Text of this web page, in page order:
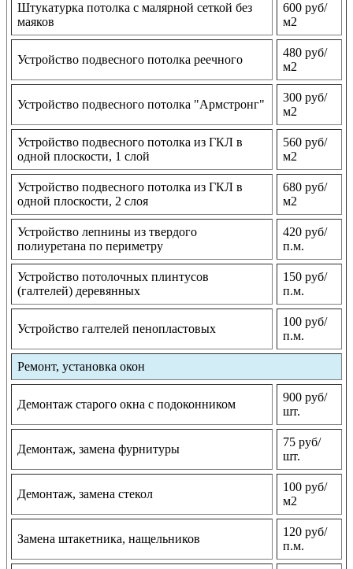
Штукатурка потолка с малярной сеткой без
маяков
600 руб/
м2
Устройство подвесного потолка реечного
480 руб/
м2
Устройство подвесного потолка "Армстронг"
300 руб/
м2
Устройство подвесного потолка из ГКЛ в
одной плоскости, 1 слой
560 руб/
м2
Устройство подвесного потолка из ГКЛ в
одной плоскости, 2 слоя
680 руб/
м2
Устройство лепнины из твердого
полиуретана по периметру
420 руб/
п.м.
Устройство потолочных плинтусов
(галтелей) деревянных
150 руб/
п.м.
Устройство галтелей пенопластовых
100 руб/
п.м.
Ремонт, установка окон
Демонтаж старого окна с подоконником
900 руб/
шт.
Демонтаж, замена фурнитуры
75 руб/
шт.
Демонтаж, замена стекол
100 руб/
м2
Замена штакетника, нащельников
120 руб/
п.м.